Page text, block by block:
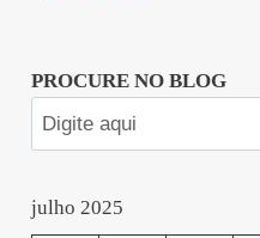
PROCURE NO BLOG
julho 2025